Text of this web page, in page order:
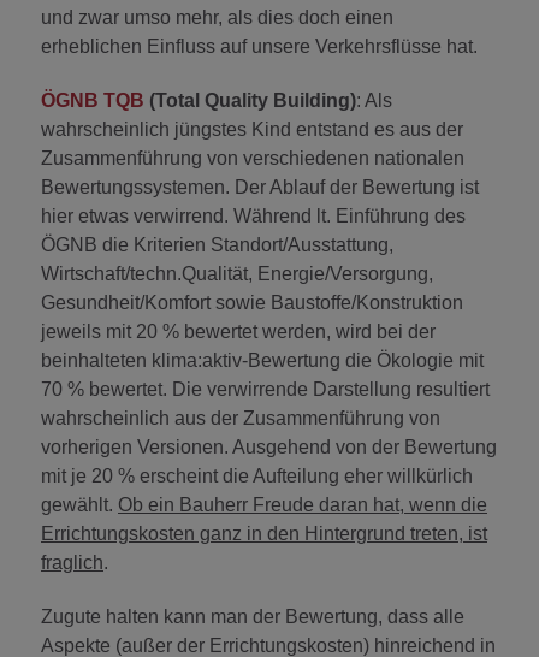
und zwar umso mehr, als dies doch einen
erheblichen Einfluss auf unsere Verkehrsflüsse hat.
ÖGNB TQB (Total Quality Building): Als
wahrscheinlich jüngstes Kind entstand es aus der
Zusammenführung von verschiedenen nationalen
Bewertungssystemen. Der Ablauf der Bewertung ist
hier etwas verwirrend. Während lt. Einführung des
ÖGNB die Kriterien Standort/Ausstattung,
Wirtschaft/techn.Qualität, Energie/Versorgung,
Gesundheit/Komfort sowie Baustoffe/Konstruktion
jeweils mit 20 % bewertet werden, wird bei der
beinhalteten klima:aktiv-Bewertung die Ökologie mit
70 % bewertet. Die verwirrende Darstellung resultiert
wahrscheinlich aus der Zusammenführung von
vorherigen Versionen. Ausgehend von der Bewertung
mit je 20 % erscheint die Aufteilung eher willkürlich
gewählt. Ob ein Bauherr Freude daran hat, wenn die
Errichtungskosten ganz in den Hintergrund treten, ist
fraglich.
Zugute halten kann man der Bewertung, dass alle
Aspekte (außer der Errichtungskosten) hinreichend in